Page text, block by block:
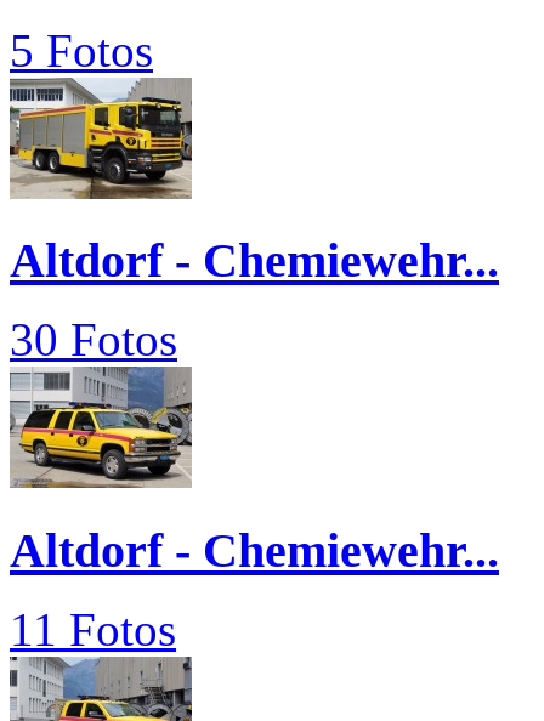
5 Fotos
Altdorf - Chemiewehr...
30 Fotos
Altdorf - Chemiewehr...
11 Fotos